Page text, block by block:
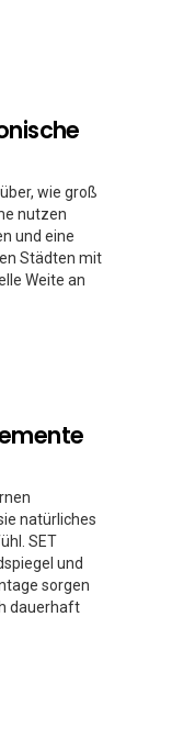
wie groß
nutzen
und eine
Städten mit
Weite an
natürliches
SET
und
sorgen
dauerhaft